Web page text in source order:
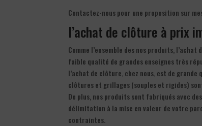
Contactez-nous pour une proposition sur
l’achat de clôture à prix
Comme l’ensemble des nos produits,
faible qualité de grandes enseignes très
l’achat de clôture, chez nous, est de
clôtures et grillages (souples et rigides)
De plus, nos produits sont fabriqués avec
délimitation à la mise en valeur de votre
contraintes.